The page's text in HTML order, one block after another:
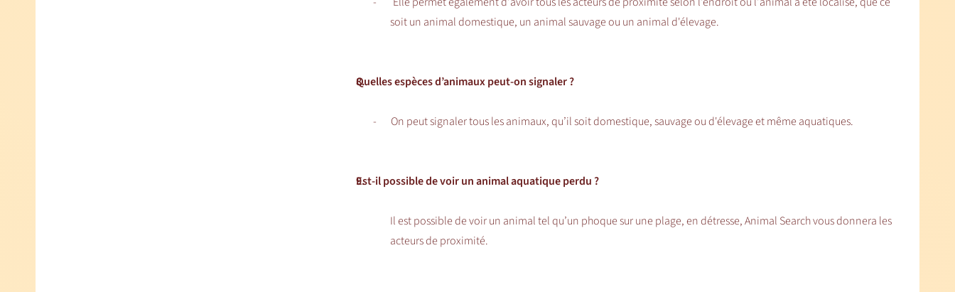
soit un animal domestique, un animal sauvage ou un animal d'élevage.
8.
Quelles espèces d’animaux peut-on signaler ?
- On peut signaler tous les animaux, qu’il soit domestique, sauvage ou d'élevage et même aquatiques.
9.
Est-il possible de voir un animal aquatique perdu ?
Il est possible de voir un animal tel qu’un phoque sur une plage, en détresse, Animal Search vous donnera les
acteurs de proximité.